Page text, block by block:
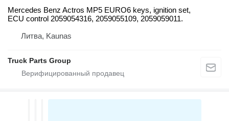
Mercedes Benz Actros MP5 EURO6 keys, ignition set,
ECU control 2059054316, 2059055109, 2059059011.
Литва, Kaunas
Truck Parts Group